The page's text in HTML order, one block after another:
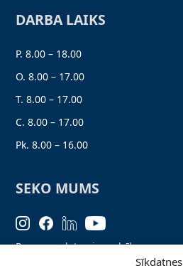
Sīkdatnes
DARBA LAIKS
P. 8.00 – 18.00
O. 8.00 – 17.00
T. 8.00 – 17.00
C. 8.00 – 17.00
Pk. 8.00 – 16.00
SEKO MUMS
Personas datu aizsardzība